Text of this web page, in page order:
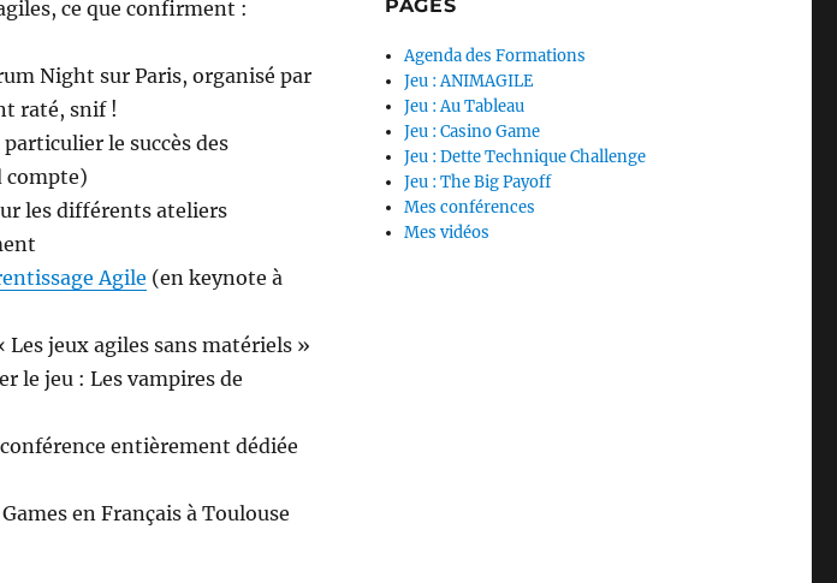
ce que confirment :
Night sur Paris, organisé par
raté, snif !
le succès des
compte)
les différents ateliers
Agile (en keynote à
Les jeux agiles sans matériels »
le jeu : Les vampires de
entièrement dédiée
en Français à Toulouse
PAGES
Agenda des Formations
Jeu : ANIMAGILE
Jeu : Au Tableau
Jeu : Casino Game
Jeu : Dette Technique Challenge
Jeu : The Big Payoff
Mes conférences
Mes vidéos